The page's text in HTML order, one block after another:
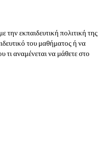
εκπαιδευτική πολιτική της
του μαθήματος ή να
τι αναμένεται να μάθετε στο